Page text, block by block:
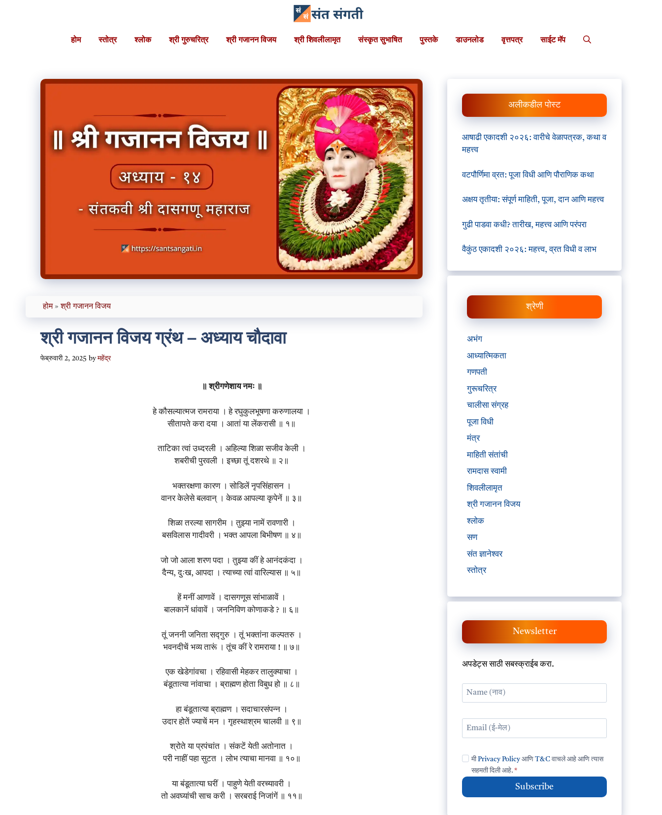
होम स्तोत्र श्लोक श्री गुरुचरित्र श्री गजानन विजय श्री शिवलीलामृत संस्कृत सुभाषित पुस्तके डाउनलोड वृत्तपत्र साईट मॅप
होम»श्री गजानन विजय
श्री गजानन विजय ग्रंथ – अध्याय चौदावा
फेब्रुवारी 2, 2025 byमहेंद्र
॥ श्रीगणेशाय नमः ॥
हे कौसल्यात्मज रामराया । हे रघुकुलभूषणा करुणालया ।
सीतापते करा दया । आतां या लेंकरासी ॥ १॥
ताटिका त्वां उध्दरली । अहिल्या शिळा सजीव केली ।
शबरीची पुरवली । इच्छा तूं दशरथे ॥ २॥
भक्तरक्षणा कारण । सोडिलें नृपसिंहासन ।
वानर केलेसे बलवान् । केवळ आपल्या कृपेनें ॥ ३॥
शिळा तरल्या सागरीम । तुझ्या नामें रावणारी ।
बसविलास गादीवरी । भक्त आपला बिभीषण ॥ ४॥
जो जो आला शरण पदा । तुझ्या कीं हे आनंदकंदा ।
दैन्य, दुःख, आपदा । त्याच्या त्वां वारिल्यास ॥ ५॥
हें मनीं आणावें । दासगणूस सांभाळावें ।
बालकानें धांवावें । जननिविण कोणाकडे ? ॥ ६॥
तूं जननी जनिता सद्गुरु । तूं भक्तांना कल्पतरु ।
भवनदीचें भव्य तारूं । तूंच कीं रे रामराया ! ॥ ७॥
एक खेडेगांवचा । रहिवासी मेहकर तालुक्याचा ।
बंडूतात्या नांवाचा । ब्राह्मण होता विबुध हो ॥ ८॥
हा बंडूतात्या ब्राह्मण । सदाचारसंपन्न ।
उदार होतें ज्याचें मन । गृहस्थाश्रम चालवी ॥ ९॥
श्रोते या प्रपंचांत । संकटें येती अतोनात ।
परी नाहीं पहा सुटत । लोभ त्याचा मानवा ॥ १०॥
या बंडूतात्या घरीं । पाहुणे येती वरच्यावरी ।
तो अवघ्यांची साच करी । सरबराई निजांगें ॥ ११॥
अलीकडील पोस्ट
आषाढी एकादशी २०२६: वारीचे वेळापत्रक, कथा व
महत्त्व
वटपौर्णिमा व्रत: पूजा विधी आणि पौराणिक कथा
अक्षय तृतीया: संपूर्ण माहिती, पूजा, दान आणि महत्त्व
गुढी पाडवा कधी? तारीख, महत्त्व आणि परंपरा
वैकुंठ एकादशी २०२६: महत्त्व, व्रत विधी व लाभ
श्रेणी
अभंग
आध्यात्मिकता
गणपती
गुरूचरित्र
चालीसा संग्रह
पूजा विधी
मंत्र
माहिती संतांची
रामदास स्वामी
शिवलीलामृत
श्री गजानन विजय
श्लोक
सण
संत ज्ञानेश्वर
स्तोत्र
Newsletter
अपडेट्स साठी सबस्क्राईब करा.
मीPrivacy PolicyआणिT&C वाचले आहे आणि त्यास
सहमती दिली आहे. *
Subscribe